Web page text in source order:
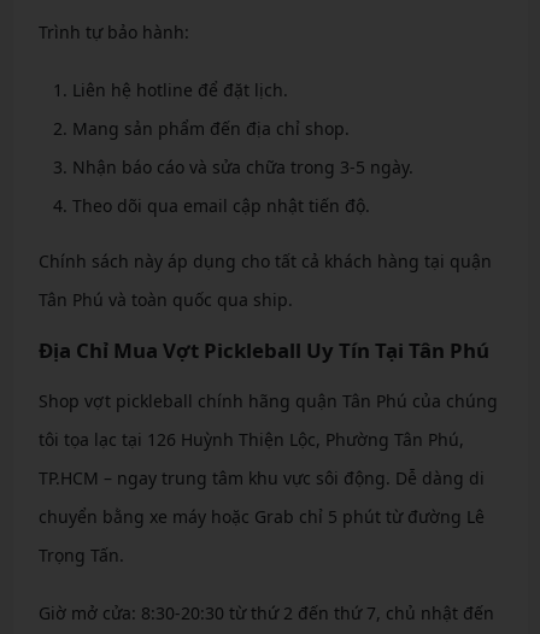
Trình tự bảo hành:
Liên hệ hotline để đặt lịch.
Mang sản phẩm đến địa chỉ shop.
Nhận báo cáo và sửa chữa trong 3-5 ngày.
Theo dõi qua email cập nhật tiến độ.
Chính sách này áp dụng cho tất cả khách hàng tại quận
Tân Phú và toàn quốc qua ship.
Địa Chỉ Mua Vợt Pickleball Uy Tín Tại Tân Phú
Shop vợt pickleball chính hãng quận Tân Phú của chúng
tôi tọa lạc tại 126 Huỳnh Thiện Lộc, Phường Tân Phú,
TP.HCM – ngay trung tâm khu vực sôi động. Dễ dàng di
chuyển bằng xe máy hoặc Grab chỉ 5 phút từ đường Lê
Trọng Tấn.
Giờ mở cửa: 8:30-20:30 từ thứ 2 đến thứ 7, chủ nhật đến